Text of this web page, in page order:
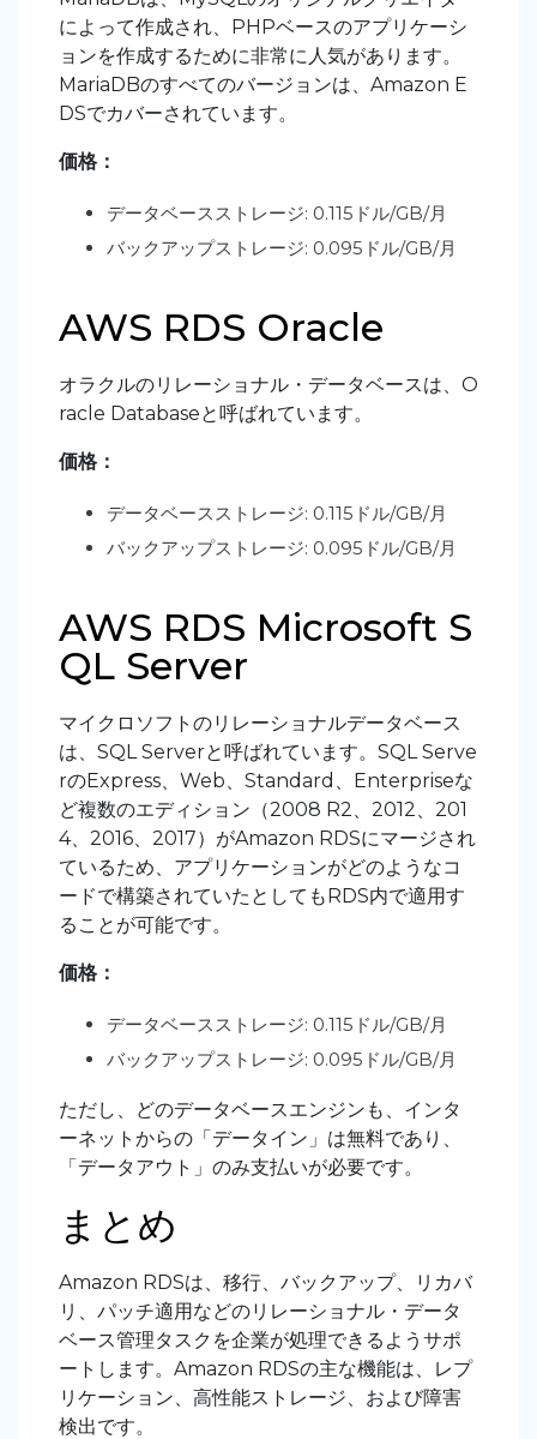
によって作成され、PHPベースのアプリケーシ
ョンを作成するために非常に人気があります。
MariaDBのすべてのバージョンは、Amazon E
DSでカバーされています。
価格：
データベースストレージ: 0.115ドル/GB/月
バックアップストレージ: 0.095ドル/GB/月
AWS RDS Oracle
オラクルのリレーショナル・データベースは、O
racle Databaseと呼ばれています。
価格：
データベースストレージ: 0.115ドル/GB/月
バックアップストレージ: 0.095ドル/GB/月
AWS RDS Microsoft S
QL Server
マイクロソフトのリレーショナルデータベース
は、SQL Serverと呼ばれています。SQL Serve
rのExpress、Web、Standard、Enterpriseな
ど複数のエディション（2008 R2、2012、201
4、2016、2017）がAmazon RDSにマージされ
ているため、アプリケーションがどのようなコ
ードで構築されていたとしてもRDS内で適用す
ることが可能です。
価格：
データベースストレージ: 0.115ドル/GB/月
バックアップストレージ: 0.095ドル/GB/月
ただし、どのデータベースエンジンも、インタ
ーネットからの「データイン」は無料であり、
「データアウト」のみ支払いが必要です。
まとめ
Amazon RDSは、移行、バックアップ、リカバ
リ、パッチ適用などのリレーショナル・データ
ベース管理タスクを企業が処理できるようサポ
ートします。Amazon RDSの主な機能は、レプ
リケーション、高性能ストレージ、および障害
検出です。